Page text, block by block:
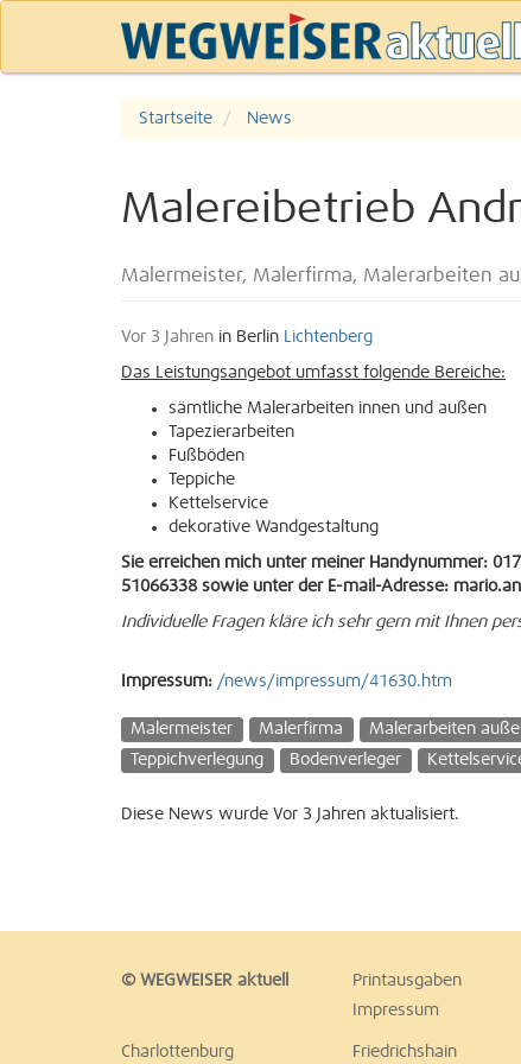
Startseite News
Malereibetrieb
Malermeister, Malerfirma, Malerarbeiten
Vor 3 Jahren in Berlin Lichtenberg
Das Leistungsangebot umfasst folgende Bereiche:
sämtliche Malerarbeiten innen und außen
Tapezierarbeiten
Fußböden
Teppiche
Kettelservice
dekorative Wandgestaltung
Sie erreichen mich unter meiner Handynummer:
51066338 sowie unter der E-mail-Adresse:
Individuelle Fragen kläre ich sehr gern mit Ihnen
Impressum: /news/impressum/41630.htm
Malermeister Malerfirma Malerarbeiten
Teppichverlegung
Bodenverleger
Diese News wurde Vor 3 Jahren aktualisiert.
© WEGWEISER aktuell Printausgaben
Impressum
Charlottenburg Friedrichshain